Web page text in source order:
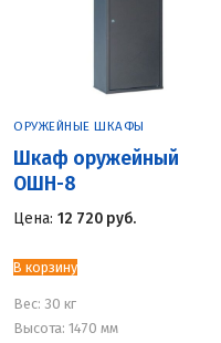
ОРУЖЕЙНЫЕ ШКАФЫ
Шкаф оружейный
ОШН-8
Цена: 12 720 руб.
В корзину
Вес: 30 кг
Высота: 1470 мм